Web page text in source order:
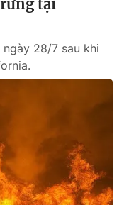
tại
28/7 sau khi